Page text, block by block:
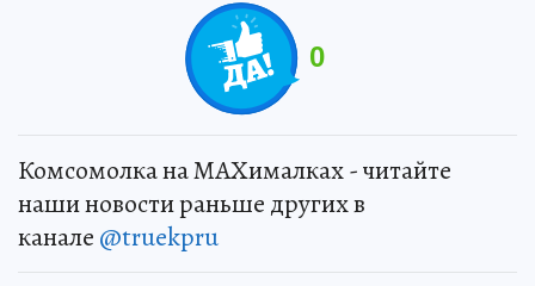
0
Комсомолка на MAXималках - читайте
наши новости раньше других в
канале @truekpru